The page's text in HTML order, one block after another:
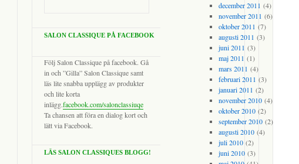
SALON CLASSIQUE PÅ FACEBOOK
Följ Salon Classique på facebook. Gå
in och ”Gilla” Salon Classique samt
läs lite snabba upplägg av produkter
och lite korta
inlägg.facebook.com/salonclassiuqe
Ta chansen att föra en dialog kort och
lätt via Facebook.
LÄS SALON CLASSIQUES BLOGG!
december 2011 (4)
november 2011 (6)
oktober 2011 (7)
augusti 2011 (3)
juni 2011 (3)
maj 2011 (1)
mars 2011 (4)
februari 2011 (3)
januari 2011 (2)
november 2010(4)
oktober 2010(2)
september 2010(2)
augusti 2010(4)
juli 2010(2)
juni 2010(3)